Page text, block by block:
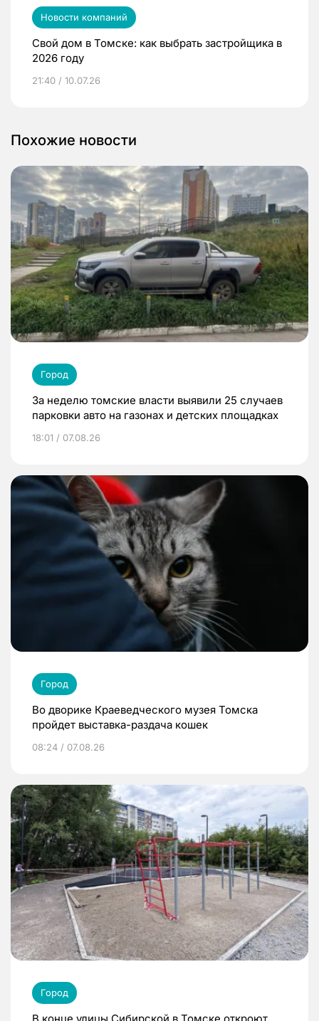
Новости компаний
Свой дом в Томске: как выбрать застройщика в
2026 году
21:40 / 10.07.26
Похожие новости
Город
За неделю томские власти выявили 25 случаев
парковки авто на газонах и детских площадках
18:01 / 07.08.26
Город
Во дворике Краеведческого музея Томска
пройдет выставка-раздача кошек
08:24 / 07.08.26
Город